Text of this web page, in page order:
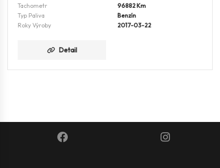
Tachometr
96882 Km
Typ Paliva
Benzín
Roky Výroby
2017-03-22
Detail